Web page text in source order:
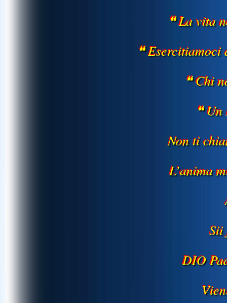
❝ La vita
❝
❝ Chi
❝
Non ti
L’anima
DIO